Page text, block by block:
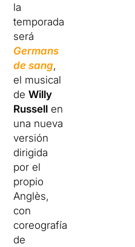
la
temporada
será
Germans
de sang,
el musical
deWilly
Russell en
una nueva
versión
dirigida
por el
propio
Anglès,
con
coreografía
de